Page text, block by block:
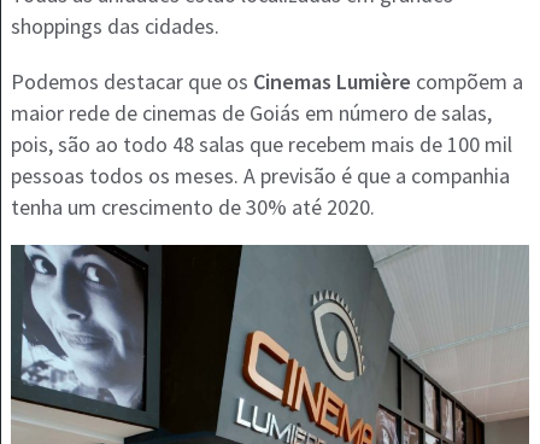
shoppings das cidades.
Podemos destacar que os Cinemas Lumière compõem a
maior rede de cinemas de Goiás em número de salas,
pois, são ao todo 48 salas que recebem mais de 100 mil
pessoas todos os meses. A previsão é que a companhia
tenha um crescimento de 30% até 2020.